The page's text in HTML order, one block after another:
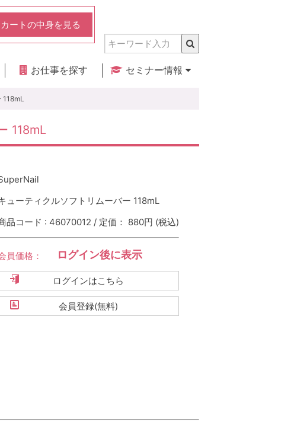
カートの中身を見る
お仕事を探す
セミナー情報
118mL
118mL
ューティクルソフトリムーバー 118mL
品コード : 46070012 / 定価： 880円 (税込)
員価格： ログイン後に表示
ログインはこちら
会員登録(無料)